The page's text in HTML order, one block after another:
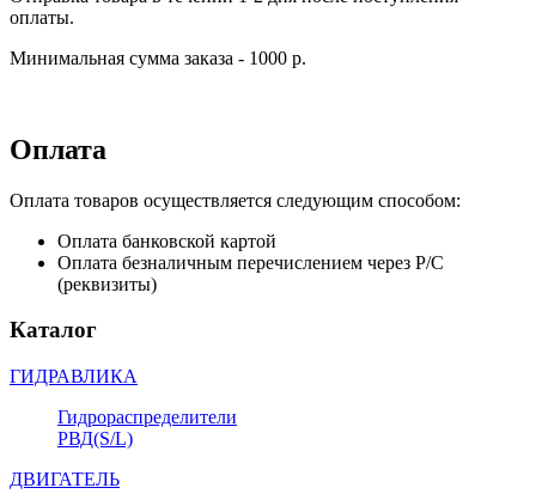
оплаты.
Минимальная сумма заказа - 1000 р.
Оплата
Оплата товаров осуществляется следующим способом:
Оплата банковской картой
Оплата безналичным перечислением через Р/С
(реквизиты)
Каталог
ГИДРАВЛИКА
Гидрораспределители
РВД(S/L)
ДВИГАТЕЛЬ